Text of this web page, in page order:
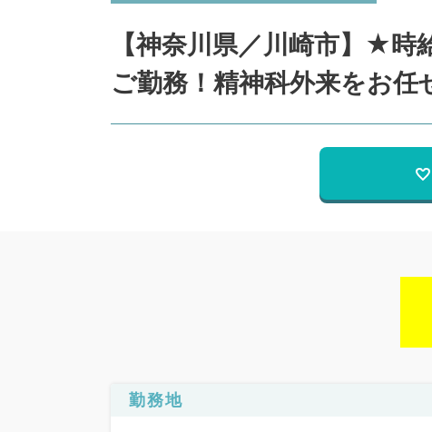
【神奈川県／川崎市】★
ご勤務！精神科外来をお任
勤務地